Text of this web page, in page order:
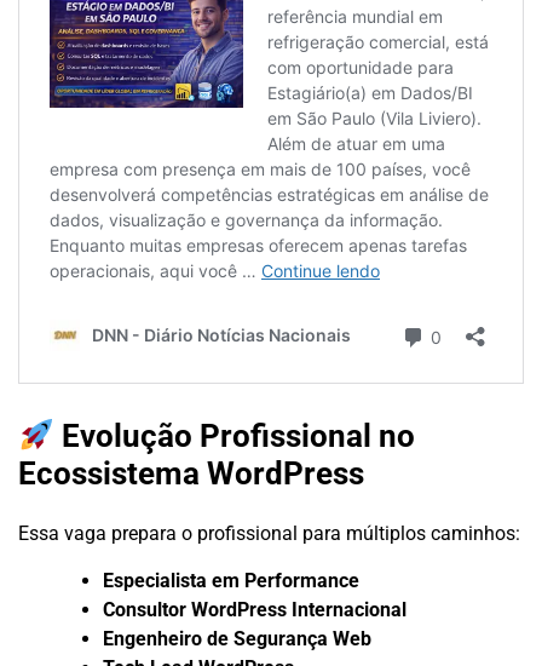
Evolução Profissional no
Ecossistema WordPress
Essa vaga prepara o profissional para múltiplos caminhos:
Especialista em Performance
Consultor WordPress Internacional
Engenheiro de Segurança Web